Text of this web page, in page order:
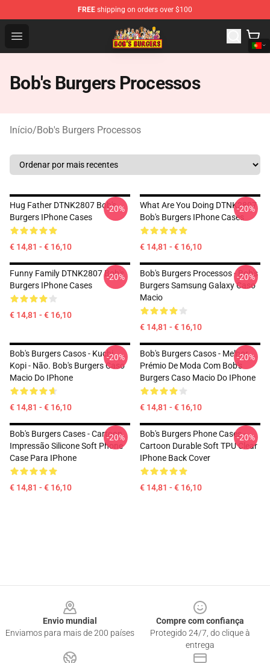
FREE shipping on orders over $100
Open menu
Bob's Burgers Store - Official Bob's Burgers Merchandise
Bob's Burgers Processos
Início/Bob's Burgers Processos
Hug Father DTNK2807 Bob's
Burgers IPhone Cases
€ 14,81 - € 16,10
-20%
What Are You Doing DTNK2807
Bob's Burgers IPhone Cases
€ 14,81 - € 16,10
-20%
Funny Family DTNK2807 Bob's
Burgers IPhone Cases
€ 14,81 - € 16,10
-20%
Bob's Burgers Processos - Bob's
Burgers Samsung Galaxy Caso
Macio
€ 14,81 - € 16,10
-20%
Bob's Burgers Casos - Kuchi
Kopi - Não. Bob's Burgers Caso
Macio Do IPhone
€ 14,81 - € 16,10
-20%
Bob's Burgers Casos - Melhor
Prémio De Moda Com Bob's
Burgers Caso Macio Do IPhone
€ 14,81 - € 16,10
-20%
Bob's Burgers Cases - Cartoon
Impressão Silicone Soft Phone
Case Para IPhone
€ 14,81 - € 16,10
-20%
Bob's Burgers Phone Cases -
Cartoon Durable Soft TPU Clear
IPhone Back Cover
€ 14,81 - € 16,10
-20%
Envio mundial
Enviamos para mais de 200 países
Compre com confiança
Protegido 24/7, do clique à
entrega